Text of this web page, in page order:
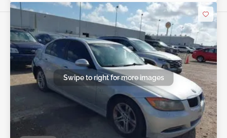
Swipe to right for more images